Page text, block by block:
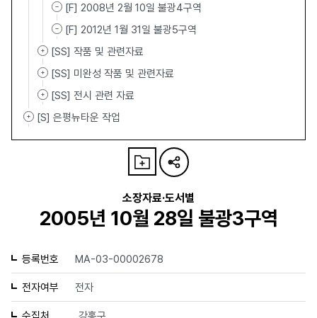
[F] 2008년 2월 10일 불광4구역
[F] 2012년 1월 31일 불광5구역
[SS] 작품 및 관련자료
[SS] 미완성 작품 및 관련자료
[SS] 전시 관련 자료
[S] 은평뉴타운 작업
소장자료·도서별
2005년 10월 28일 불광3구역
등록번호 MA-03-00002678
전자여부 전자